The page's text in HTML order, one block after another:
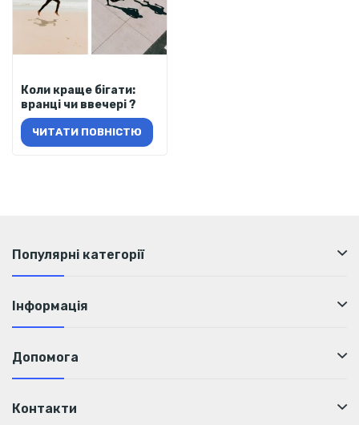
Коли краще бігати:
вранці чи ввечері ?
ЧИТАТИ ПОВНІСТЮ
Популярні категорії
Інформація
Допомога
Контакти